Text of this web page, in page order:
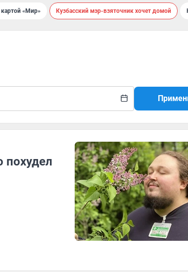
«Мир» Кузбасский мэр-взяточник хочет домой
похудел